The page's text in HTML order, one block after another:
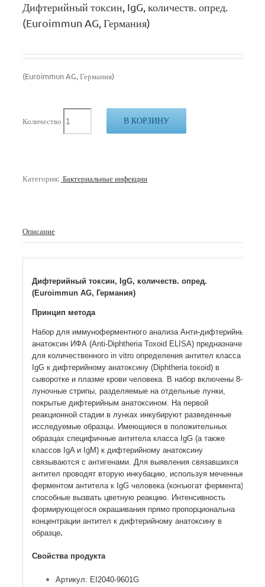
Дифтерийный токсин, IgG, количеств. опред.
(Euroimmun AG, Германия)
(Euroimmun AG, Германия)
Количество В КОРЗИНУ
Категория: Бактериальные инфекции
Описание
Дифтерийный токсин, IgG, количеств. опред.
(Euroimmun AG, Германия)
Принцип метода
Набор для иммуноферментного анализа Анти-дифтерийный
анатоксин ИФА (Anti-Diphtheria Toxoid ELISA) предназначен
для количественного in vitro определения антител класса
IgG к дифтерийному анатоксину (Diphtheria toxoid) в
сыворотке и плазме крови человека. В набор включены 8-
луночные стрипы, разделяемые на отдельные лунки,
покрытые дифтерийным анатоксином. На первой
реакционной стадии в лунках инкубируют разведенные
исследуемые образцы. Имеющиеся в положительных
образцах специфичные антитела класса IgG (а также
классов IgA и IgM) к дифтерийному анатоксину
связываются с антигенами. Для выявления связавшихся
антител проводят вторую инкубацию, используя меченные
ферментом антитела к IgG человека (конъюгат фермента),
способные вызвать цветную реакцию. Интенсивность
формирующегося окрашивания прямо пропорциональна
концентрации антител к дифтерийному анатоксину в
образце.
Свойства продукта
Артикул: EI2040-9601G